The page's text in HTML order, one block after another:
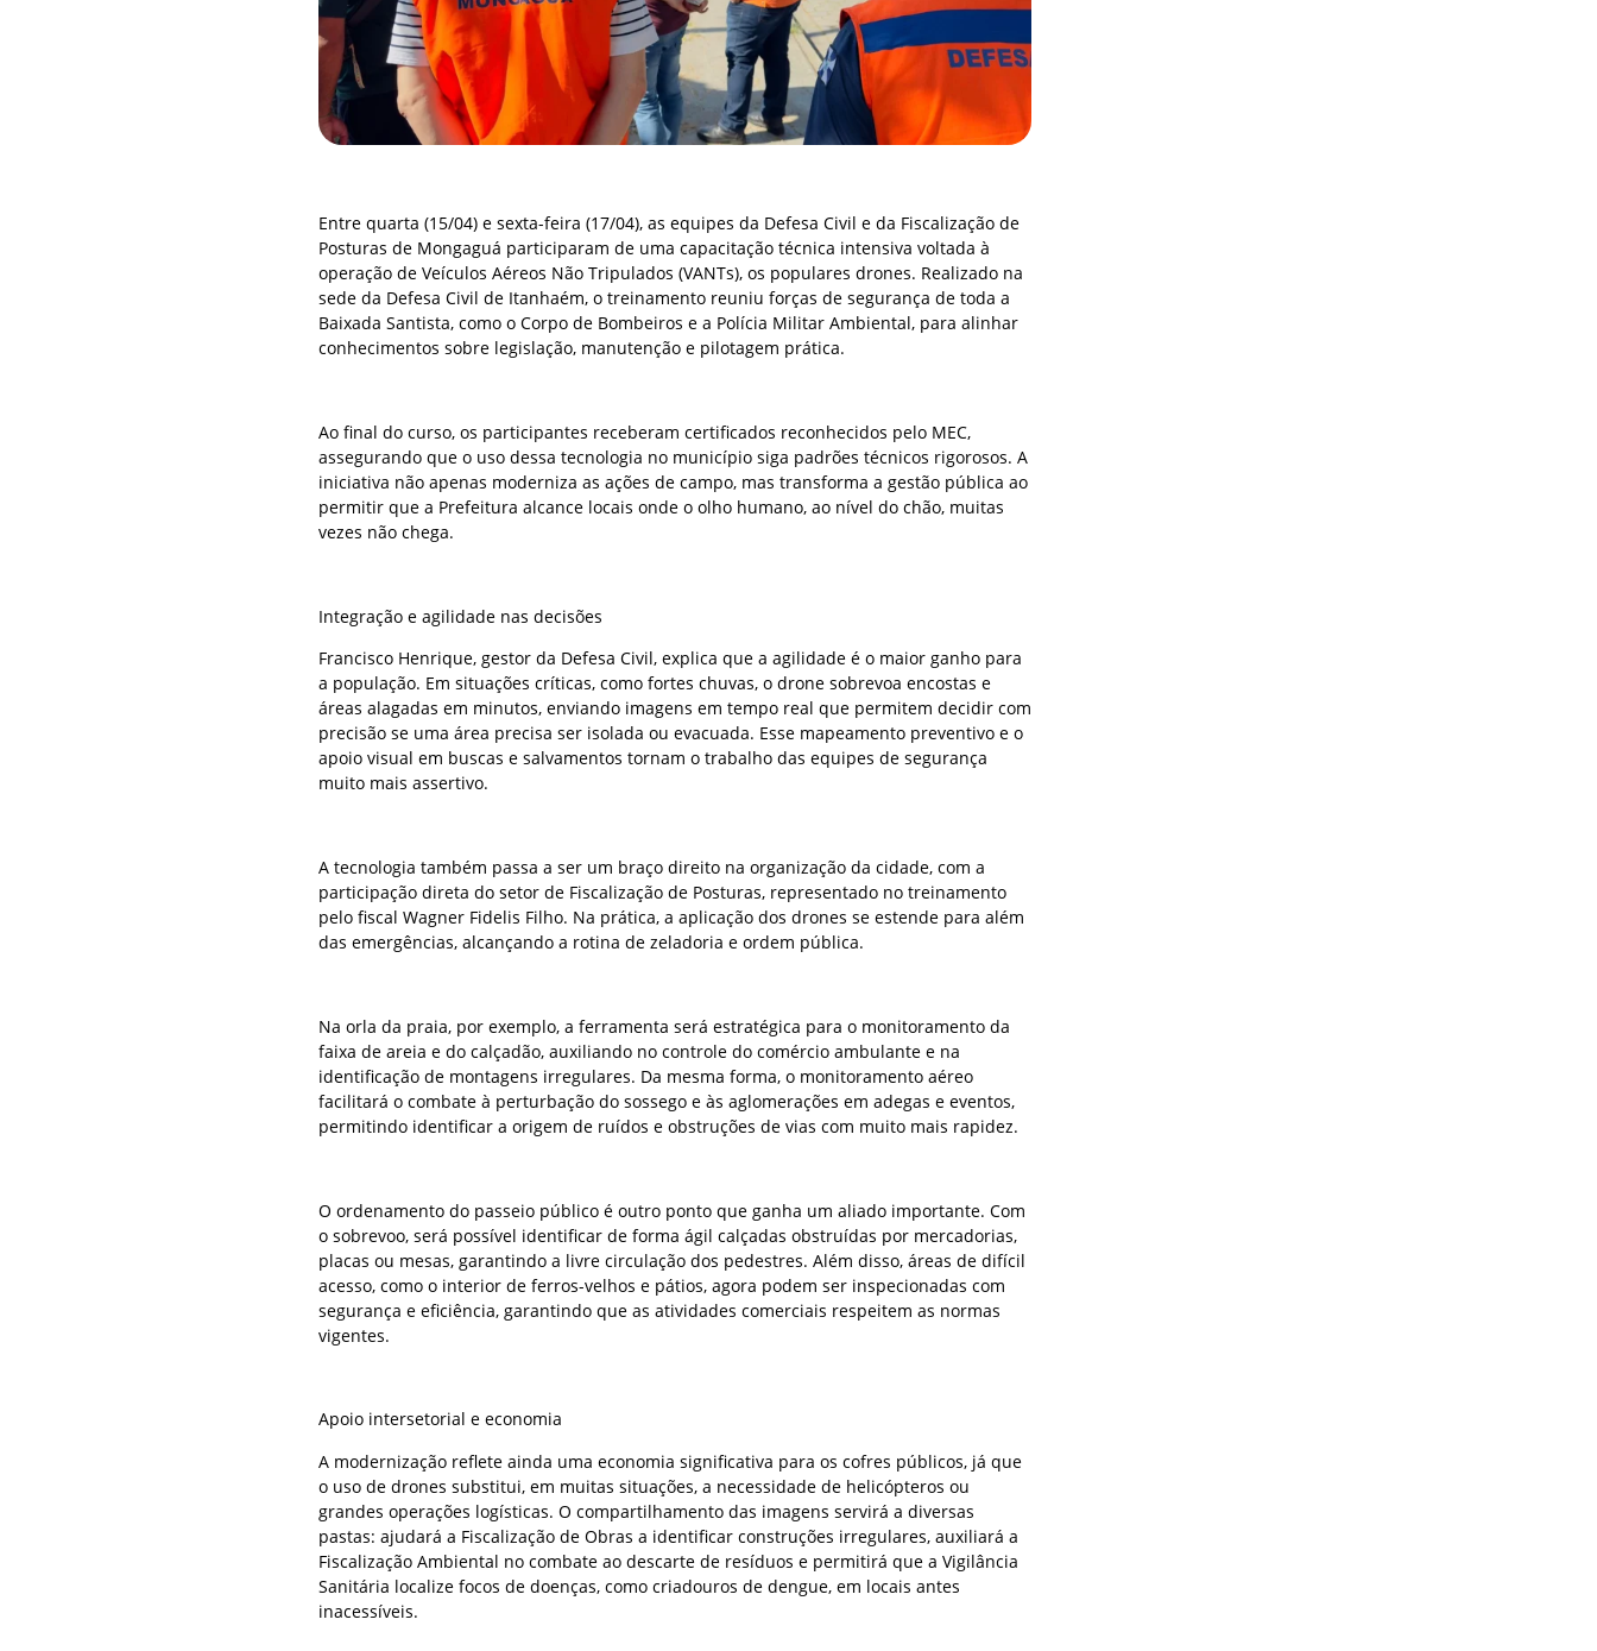
Entre quarta (15/04) e sexta-feira (17/04), as equipes da Defesa Civil e da Fiscalização de
Posturas de Mongaguá participaram de uma capacitação técnica intensiva voltada à
operação de Veículos Aéreos Não Tripulados (VANTs), os populares drones. Realizado na
sede da Defesa Civil de Itanhaém, o treinamento reuniu forças de segurança de toda a
Baixada Santista, como o Corpo de Bombeiros e a Polícia Militar Ambiental, para alinhar
conhecimentos sobre legislação, manutenção e pilotagem prática.
Ao final do curso, os participantes receberam certificados reconhecidos pelo MEC,
assegurando que o uso dessa tecnologia no município siga padrões técnicos rigorosos. A
iniciativa não apenas moderniza as ações de campo, mas transforma a gestão pública ao
permitir que a Prefeitura alcance locais onde o olho humano, ao nível do chão, muitas
vezes não chega.
Integração e agilidade nas decisões
Francisco Henrique, gestor da Defesa Civil, explica que a agilidade é o maior ganho para
a população. Em situações críticas, como fortes chuvas, o drone sobrevoa encostas e
áreas alagadas em minutos, enviando imagens em tempo real que permitem decidir com
precisão se uma área precisa ser isolada ou evacuada. Esse mapeamento preventivo e o
apoio visual em buscas e salvamentos tornam o trabalho das equipes de segurança
muito mais assertivo.
A tecnologia também passa a ser um braço direito na organização da cidade, com a
participação direta do setor de Fiscalização de Posturas, representado no treinamento
pelo fiscal Wagner Fidelis Filho. Na prática, a aplicação dos drones se estende para além
das emergências, alcançando a rotina de zeladoria e ordem pública.
Na orla da praia, por exemplo, a ferramenta será estratégica para o monitoramento da
faixa de areia e do calçadão, auxiliando no controle do comércio ambulante e na
identificação de montagens irregulares. Da mesma forma, o monitoramento aéreo
facilitará o combate à perturbação do sossego e às aglomerações em adegas e eventos,
permitindo identificar a origem de ruídos e obstruções de vias com muito mais rapidez.
O ordenamento do passeio público é outro ponto que ganha um aliado importante. Com
o sobrevoo, será possível identificar de forma ágil calçadas obstruídas por mercadorias,
placas ou mesas, garantindo a livre circulação dos pedestres. Além disso, áreas de difícil
acesso, como o interior de ferros-velhos e pátios, agora podem ser inspecionadas com
segurança e eficiência, garantindo que as atividades comerciais respeitem as normas
vigentes.
Apoio intersetorial e economia
A modernização reflete ainda uma economia significativa para os cofres públicos, já que
o uso de drones substitui, em muitas situações, a necessidade de helicópteros ou
grandes operações logísticas. O compartilhamento das imagens servirá a diversas
pastas: ajudará a Fiscalização de Obras a identificar construções irregulares, auxiliará a
Fiscalização Ambiental no combate ao descarte de resíduos e permitirá que a Vigilância
Sanitária localize focos de doenças, como criadouros de dengue, em locais antes
inacessíveis.